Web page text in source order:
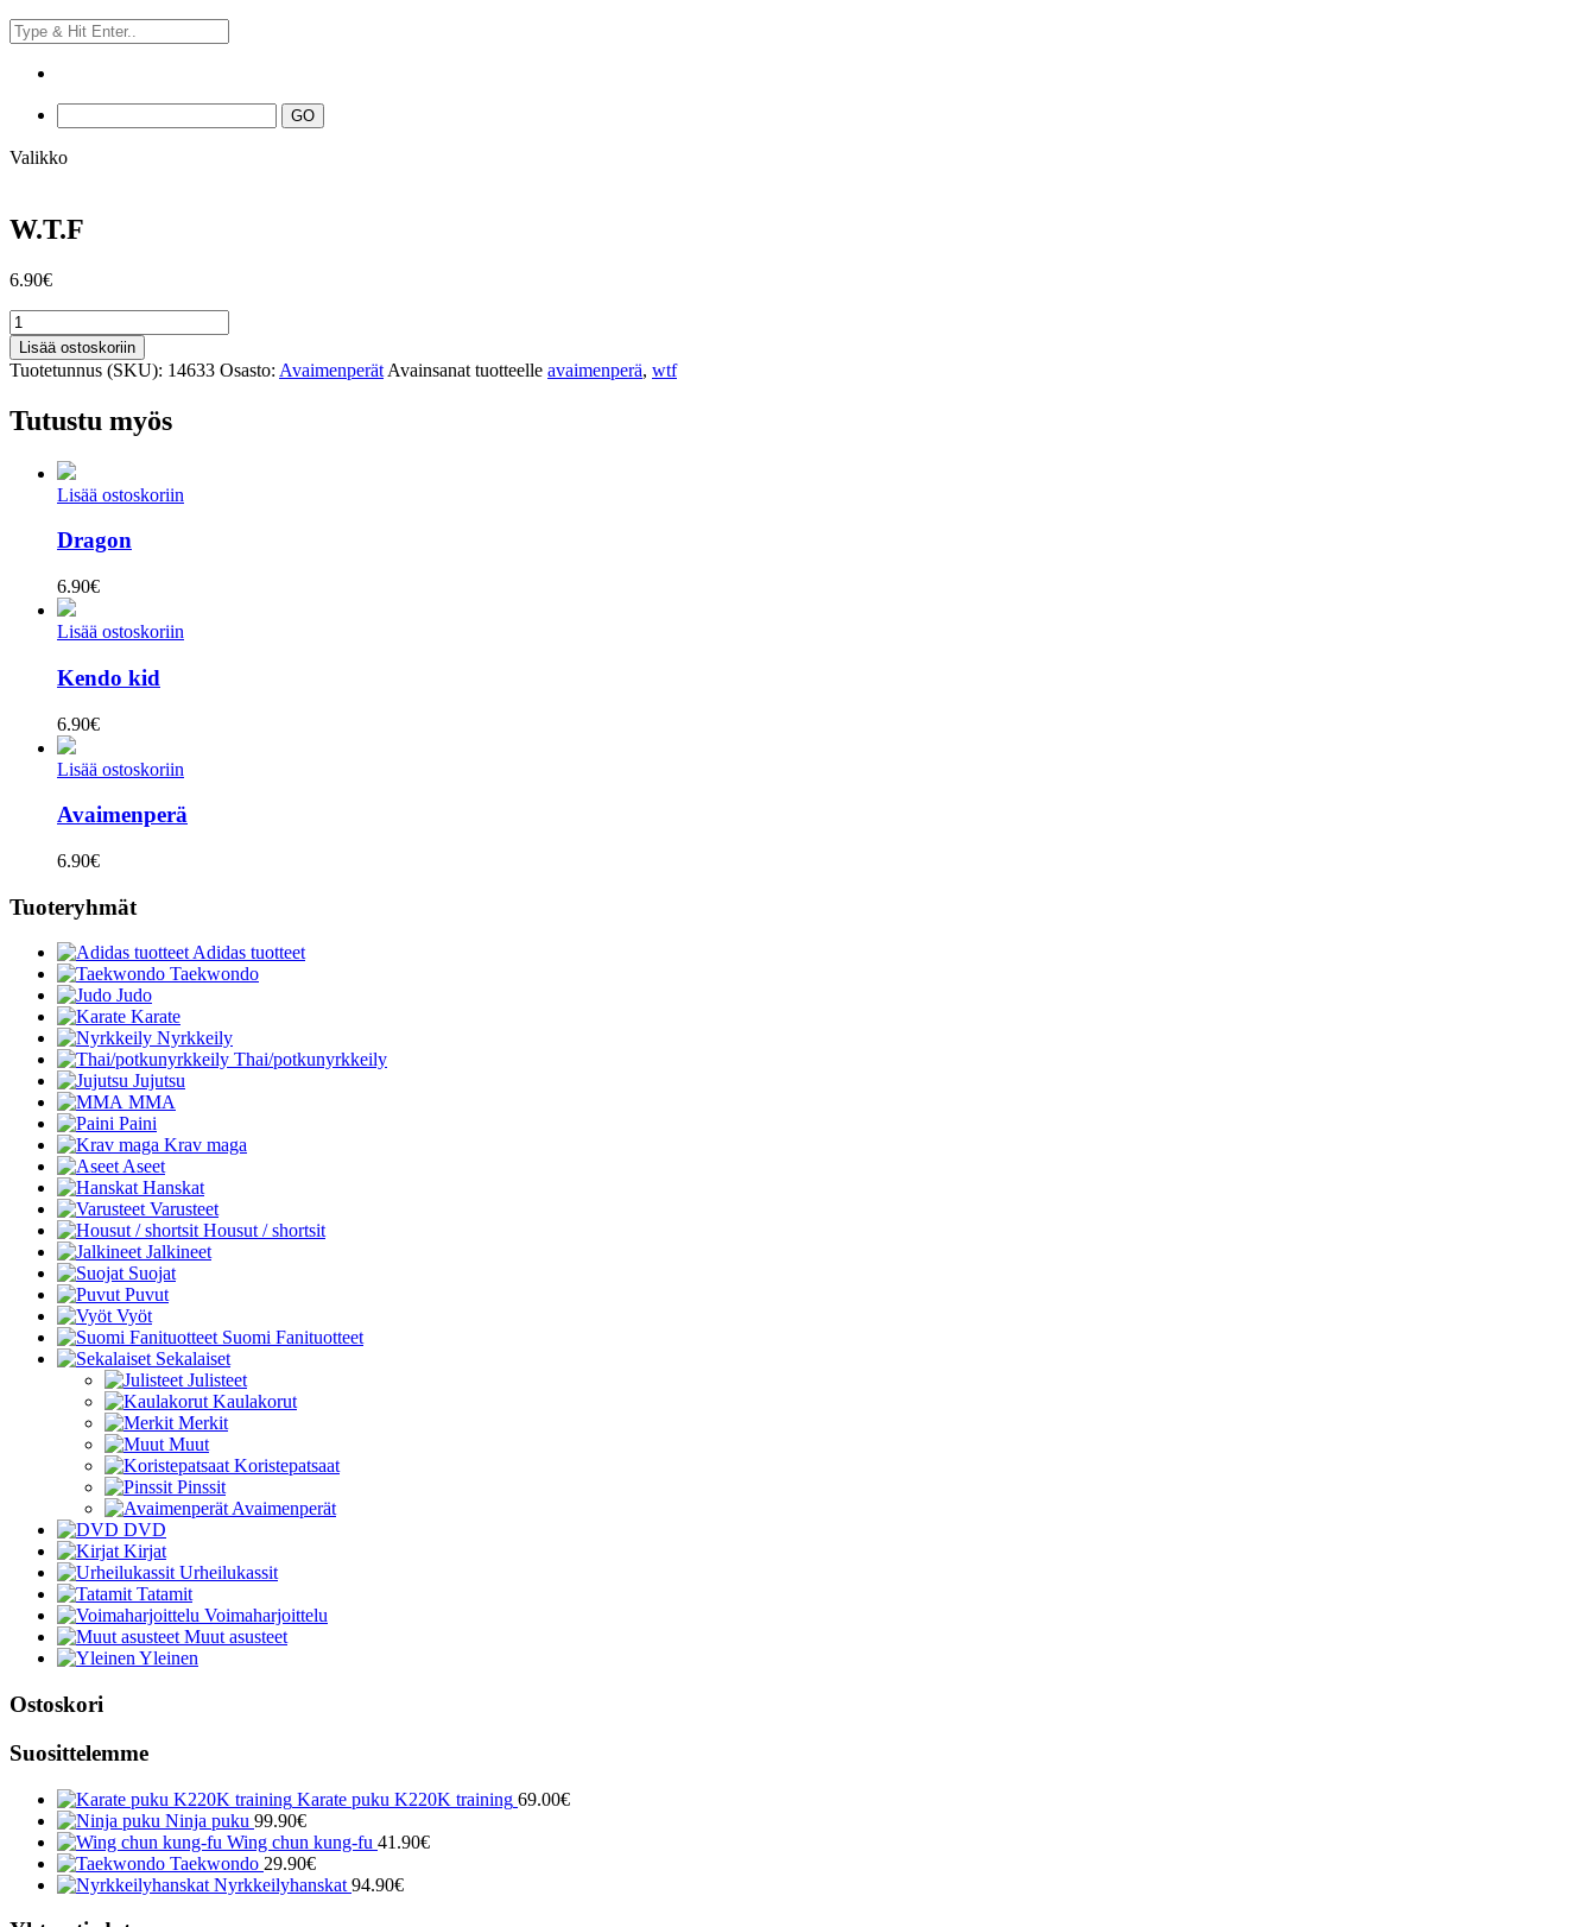
Valikko
W.T.F
6.90€
W.T.F
määrä
Lisää ostoskoriin
Tuotetunnus (SKU): 14633 Osasto: Avaimenperät Avainsanat tuotteelle avaimenperä, wtf
Tutustu myös
Lisää ostoskoriin
Dragon
6.90€
Lisää ostoskoriin
Kendo kid
6.90€
Lisää ostoskoriin
Avaimenperä
6.90€
Tuoteryhmät
Adidas tuotteet
Taekwondo
Judo
Karate
Nyrkkeily
Thai/potkunyrkkeily
Jujutsu
MMA
Paini
Krav maga
Aseet
Hanskat
Varusteet
Housut / shortsit
Jalkineet
Suojat
Puvut
Vyöt
Suomi Fanituotteet
Sekalaiset
Julisteet
Kaulakorut
Merkit
Muut
Koristepatsaat
Pinssit
Avaimenperät
DVD
Kirjat
Urheilukassit
Tatamit
Voimaharjoittelu
Muut asusteet
Yleinen
Ostoskori
Suosittelemme
Karate puku K220K training 69.00€
Ninja puku 99.90€
Wing chun kung-fu 41.90€
Taekwondo 29.90€
Nyrkkeilyhanskat 94.90€